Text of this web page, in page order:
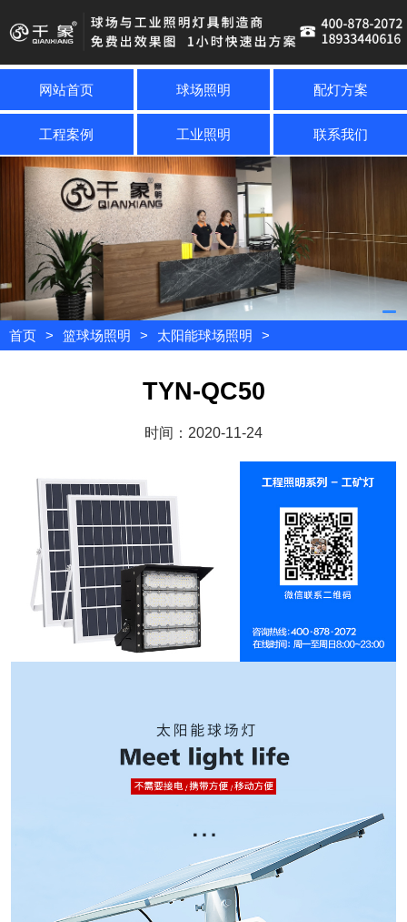
网站首页 球场照明 配灯方案
工程案例 工业照明 联系我们
首页 > 篮球场照明 > 太阳能球场照明 >
TYN-QC50
时间：2020-11-24